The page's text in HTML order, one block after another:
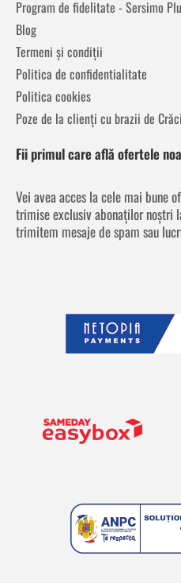
Program de fidelitate - Sersimo
Blog
Termeni și condiții
Politica de confidentialitate
Politica cookies
Poze de la clienți cu brazii de
Fii primul care află ofertele
Vei avea acces la cele mai bune
trimise exclusiv abonaților noștri
trimitem mesaje de spam sau